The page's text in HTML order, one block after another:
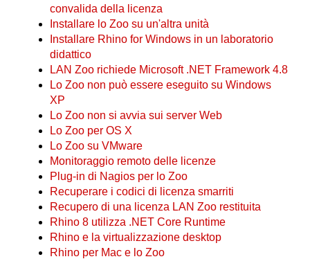
convalida della licenza
Installare lo Zoo su un'altra unità
Installare Rhino for Windows in un laboratorio
didattico
LAN Zoo richiede Microsoft .NET Framework 4.8
Lo Zoo non può essere eseguito su Windows
XP
Lo Zoo non si avvia sui server Web
Lo Zoo per OS X
Lo Zoo su VMware
Monitoraggio remoto delle licenze
Plug-in di Nagios per lo Zoo
Recuperare i codici di licenza smarriti
Recupero di una licenza LAN Zoo restituita
Rhino 8 utilizza .NET Core Runtime
Rhino e la virtualizzazione desktop
Rhino per Mac e lo Zoo